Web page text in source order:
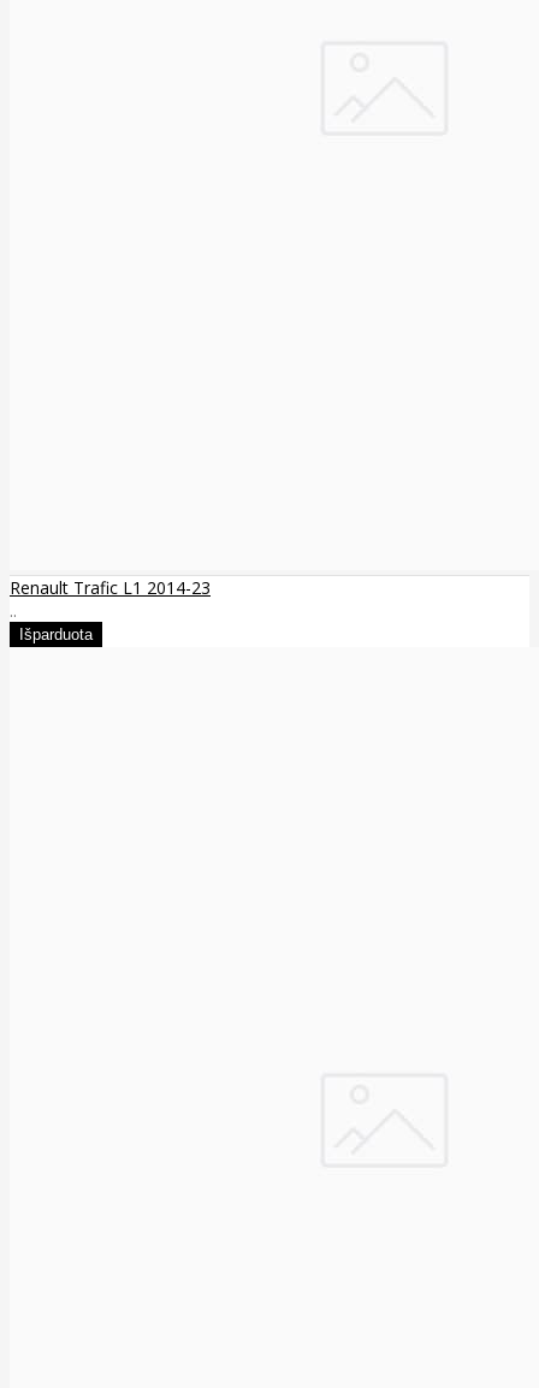
Renault Trafic L1 2014-23
..